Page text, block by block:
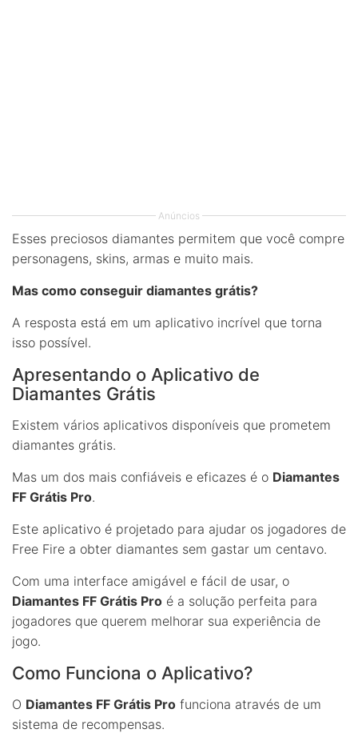
Anúncios
Esses preciosos diamantes permitem que você compre
personagens, skins, armas e muito mais.
Mas como conseguir diamantes grátis?
A resposta está em um aplicativo incrível que torna
isso possível.
Apresentando o Aplicativo de
Diamantes Grátis
Existem vários aplicativos disponíveis que prometem
diamantes grátis.
Mas um dos mais confiáveis e eficazes é o Diamantes
FF Grátis Pro.
Este aplicativo é projetado para ajudar os jogadores de
Free Fire a obter diamantes sem gastar um centavo.
Com uma interface amigável e fácil de usar, o
Diamantes FF Grátis Pro é a solução perfeita para
jogadores que querem melhorar sua experiência de
jogo.
Como Funciona o Aplicativo?
O Diamantes FF Grátis Pro funciona através de um
sistema de recompensas.